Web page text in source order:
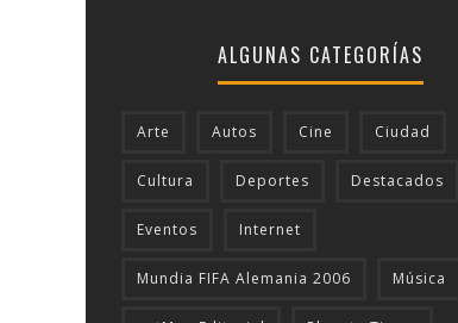
ALGUNAS CATEGORÍAS
Arte Autos Cine Ciudad
Cultura Deportes Destacados
Eventos Internet
Mundia FIFA Alemania 2006 Música